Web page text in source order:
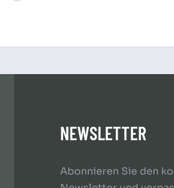
NEWSLETTER
Abonnieren Sie den